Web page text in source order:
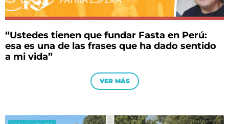
“Ustedes tienen que fundar Fasta en Perú:
esa es una de las frases que ha dado sentido
a mi vida”
VER MÁS